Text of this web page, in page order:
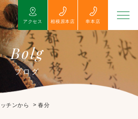
アクセス 相模原本店 串本店
Bolg
ブログ
チンから >春分